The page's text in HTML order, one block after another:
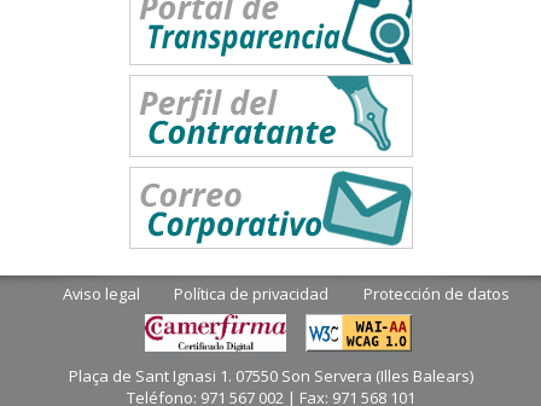
Aviso legal Política de privacidad Protección de datos
Plaça de Sant Ignasi 1. 07550 Son Servera (Illes Balears)
Teléfono: 971 567 002 | Fax: 971 568 101